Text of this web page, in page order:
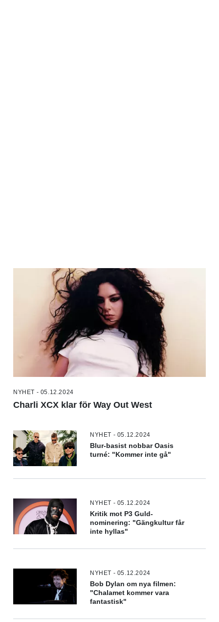
NYHET - 05.12.2024
Charli XCX klar för Way Out West
NYHET - 05.12.2024
Blur-basist nobbar Oasis
turné: "Kommer inte gå"
NYHET - 05.12.2024
Kritik mot P3 Guld-
nominering: "Gängkultur får
inte hyllas"
NYHET - 05.12.2024
Bob Dylan om nya filmen:
"Chalamet kommer vara
fantastisk"